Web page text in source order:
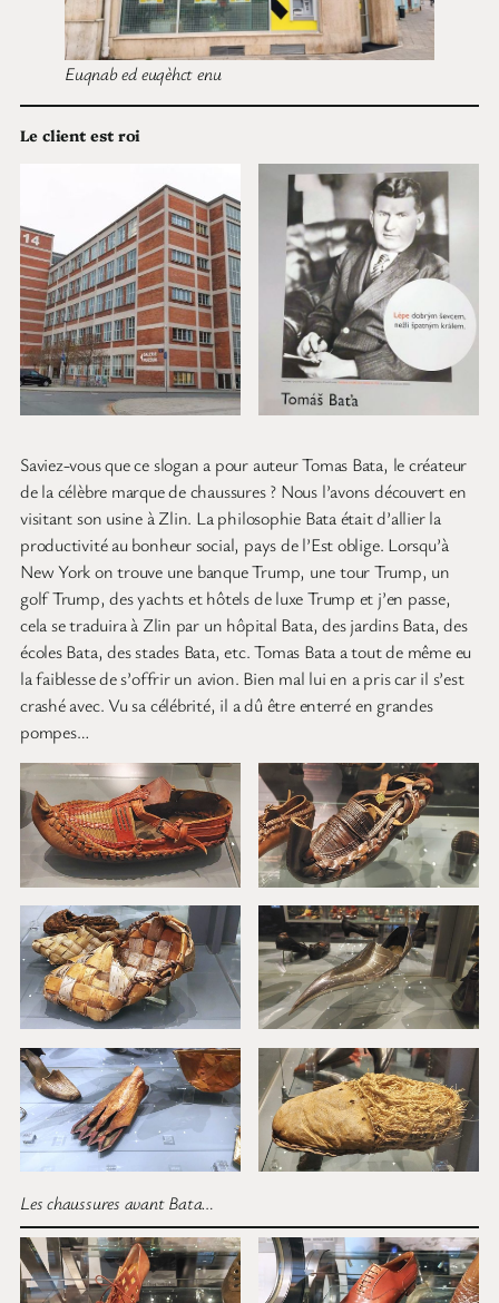
Euqnab ed euqèhct enu
Le client est roi
Saviez-vous que ce slogan a pour auteur Tomas Bata, le créateur
de la célèbre marque de chaussures ? Nous l’avons découvert en
visitant son usine à Zlin. La philosophie Bata était d’allier la
productivité au bonheur social, pays de l’Est oblige. Lorsqu’à
New York on trouve une banque Trump, une tour Trump, un
golf Trump, des yachts et hôtels de luxe Trump et j’en passe,
cela se traduira à Zlin par un hôpital Bata, des jardins Bata, des
écoles Bata, des stades Bata, etc. Tomas Bata a tout de même eu
la faiblesse de s’offrir un avion. Bien mal lui en a pris car il s’est
crashé avec. Vu sa célébrité, il a dû être enterré en grandes
pompes…
Les chaussures avant Bata…